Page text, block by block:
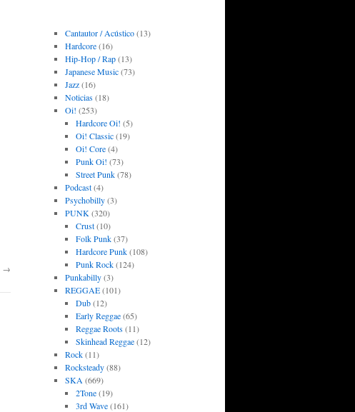
→
Cantautor / Acústico(13)
Hardcore(16)
Hip-Hop / Rap(13)
Japanese Music(73)
Jazz(16)
Noticias(18)
Oi! (253)
Hardcore Oi! (5)
Oi! Classic(19)
Oi! Core(4)
Punk Oi! (73)
Street Punk(78)
Podcast(4)
Psychobilly(3)
PUNK (320)
Crust(10)
Folk Punk(37)
Hardcore Punk(108)
Punk Rock(124)
Punkabilly(3)
REGGAE(101)
Dub(12)
Early Reggae(65)
Reggae Roots(11)
Skinhead Reggae(12)
Rock(11)
Rocksteady(88)
SKA (669)
2Tone(19)
3rd Wave(161)